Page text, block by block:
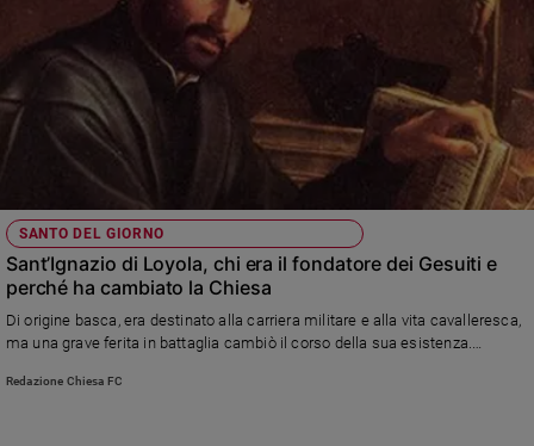
SANTO DEL GIORNO
Sant’Ignazio di Loyola, chi era il fondatore dei Gesuiti e
perché ha cambiato la Chiesa
Di origine basca, era destinato alla carriera militare e alla vita cavalleresca,
ma una grave ferita in battaglia cambiò il corso della sua esistenza.
scrisse il nucleo degli
Redazione Chiesa FC